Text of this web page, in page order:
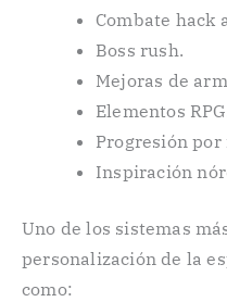
Combate hack
Boss rush.
Mejoras de
Elementos
Progresión
Inspiración
Uno de los sistemas
personalización de la
como: